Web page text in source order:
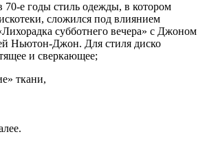
е годы стиль одежды, в котором
сложился под влиянием
субботнего вечера» с Джоном
Ньютон-Джон. Для стиля диско
и сверкающее;
ткани,